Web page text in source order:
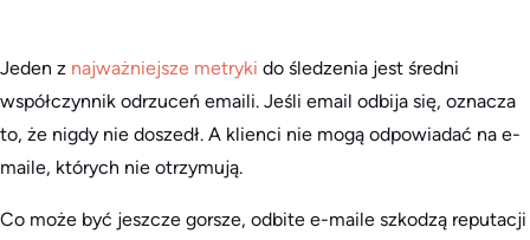
Jeden z najważniejsze metryki do śledzenia jest średni
współczynnik odrzuceń emaili. Jeśli email odbija się, oznacza
to, że nigdy nie doszedł. A klienci nie mogą odpowiadać na e-
maile, których nie otrzymują.
Co może być jeszcze gorsze, odbite e-maile szkodzą reputacji